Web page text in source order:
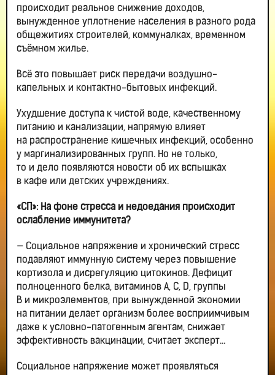
происходит реальное снижение доходов,
вынужденное уплотнение населения в разного рода
общежитиях строителей, коммуналках, временном
съёмном жилье.
Всё это повышает риск передачи воздушно-
капельных и контактно-бытовых инфекций.
Ухудшение доступа к чистой воде, качественному
питанию и канализации, напрямую влияет
на распространение кишечных инфекций, особенно
у маргинализированных групп. Но не только,
то и дело появляются новости об их вспышках
в кафе или детских учреждениях.
«СП»: На фоне стресса и недоедания происходит
ослабление иммунитета?
— Социальное напряжение и хронический стресс
подавляют иммунную систему через повышение
кортизола и дисрегуляцию цитокинов. Дефицит
полноценного белка, витаминов A, C, D, группы
B и микроэлементов, при вынужденной экономии
на питании делает организм более восприимчивым
даже к условно-патогенным агентам, снижает
эффективность вакцинации, считает эксперт…
Социальное напряжение может проявляться